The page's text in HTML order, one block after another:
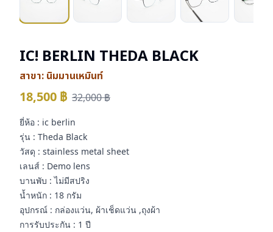
IC! BERLIN THEDA BLACK
สาขา: นิมมานเหมินท์
18,500 ฿ 32,000฿
ยี่ห้อ : ic berlin
รุ่น : Theda Black
วัสดุ : stainless metal sheet
เลนส์ : Demo lens
บานพับ : ไม่มีสปริง
น้ำหนัก : 18 กรัม
อุปกรณ์ : กล่องแว่น, ผ้าเช็ดแว่น ,ถุงผ้า
การรับประกัน : 1 ปี